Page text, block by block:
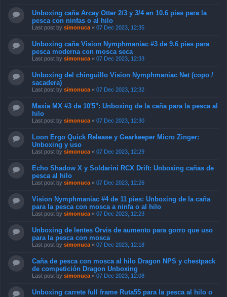
Unboxing caña Arcay Otter 2/3 y 3/4 en 10.6 pies para la
pesca con ninfas o al hilo
Last post by simonuca « 07 Dec 2023, 12:35
Unboxing caña Vision Nymphmaniac #3 de 9.6 pies para
pesca moderna con mosca seca
Last post by simonuca « 07 Dec 2023, 12:33
Unboxing del chinguillo Vision Nymphmaniac Net (copo /
sacadera)
Last post by simonuca « 07 Dec 2023, 12:32
Maxia MX #3 de 10'5": Unboxing de la caña para la pesca al
hilo
Last post by simonuca « 07 Dec 2023, 12:30
Loon Ergo Quick Release y Gearkeeper Micro Zinger:
Unboxing y uso
Last post by simonuca « 07 Dec 2023, 12:29
Echo Shadow X y Soldarini RCX Drift: Unboxing cañas de
pesca al hilo
Last post by simonuca « 07 Dec 2023, 12:26
Vision Nymphmaniac #4 de 11 pies: Unboxing de la caña
para la pesca con mosca a ninfa o al hilo
Last post by simonuca « 07 Dec 2023, 12:23
Unboxing de lentes Orvis de aumento para gorro que uso
para la pesca con mosca
Last post by simonuca « 07 Dec 2023, 12:18
Caña de pesca con mosca al hilo Dragon NPS y chestpack
de competición Dragon Unboxing
Last post by simonuca « 07 Dec 2023, 12:08
Unboxing carrete full frame Ruta55 para la pesca al hilo o